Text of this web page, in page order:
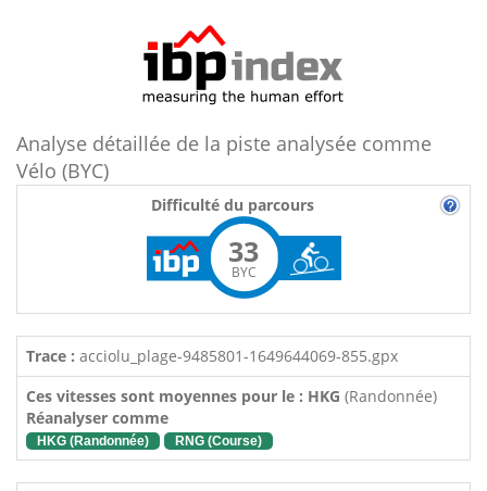
Analyse détaillée de la piste analysée comme
Vélo (BYC)
Difficulté du parcours
33
BYC
Trace : acciolu_plage-9485801-1649644069-855.gpx
Ces vitesses sont moyennes pour le : HKG (Randonnée)
Réanalyser comme
HKG (Randonnée) RNG (Course)